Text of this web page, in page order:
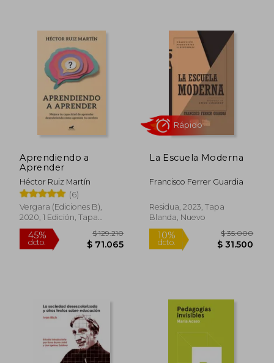
20% 10%
dcto.
Aprendiendo a
Aprender
Héctor Ruiz Martín
(6)
Vergara (Ediciones B),
2020, 1 Edición, Tapa
Blanda, Nuevo
45%
dcto. $ 71.065
La Escuela Moderna
Francisco Ferrer Guardia
Residua, 2023, Tapa
Blanda, Nuevo
dcto.
Rápido